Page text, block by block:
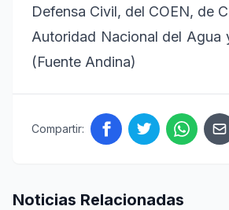
Defensa Civil, del COEN, de
Autoridad Nacional del Agua
(Fuente Andina)
Compartir:
Noticias Relacionadas